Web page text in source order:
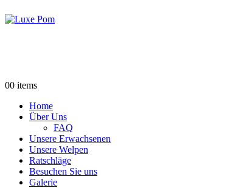
00 items
Home
Über Uns
FAQ
Unsere Erwachsenen
Unsere Welpen
Ratschläge
Besuchen Sie uns
Galerie